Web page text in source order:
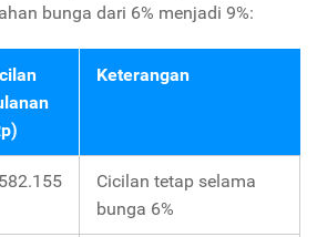
bunga dari 6% menjadi 9%:
Keterangan
Cicilan tetap selama
bunga 6%